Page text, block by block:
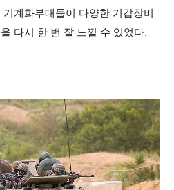
계화부대들이 다양한 기갑장비
다시 한 번 잘 느낄 수 있었다.